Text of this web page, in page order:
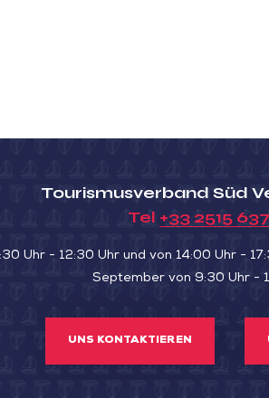
Tourismusverband Süd
Tel +33 2515
Uhr - 12:30 Uhr und von 14:00 Uhr -
September von 9:30 Uhr -
UNS KONTAKTIEREN